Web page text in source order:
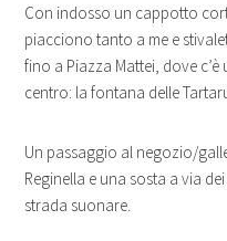
Con indosso un cappotto
piacciono tanto a me e
fino a Piazza Mattei, dove
centro: la fontana delle
Un passaggio al negozio/
Reginella e una sosta a via
strada suonare.